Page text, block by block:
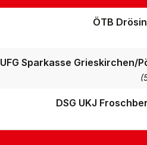
ÖTB
UFG Sparkasse Grieskirchen/
(
DSG UKJ